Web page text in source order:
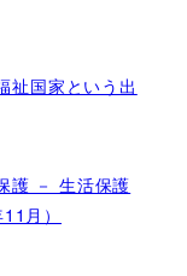
祉国家という出
護 － 生活保護
月）